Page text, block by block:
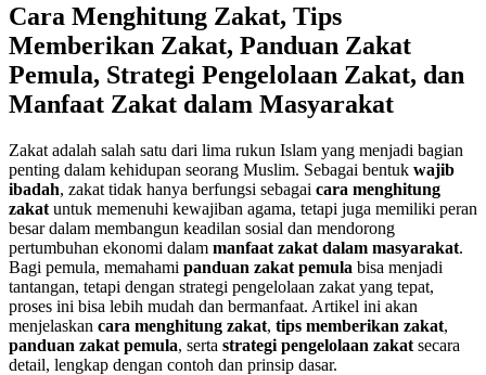
Cara Menghitung Zakat, Tips
Memberikan Zakat, Panduan Zakat
Pemula, Strategi Pengelolaan Zakat, dan
Manfaat Zakat dalam Masyarakat
Zakat adalah salah satu dari lima rukun Islam yang menjadi bagian
penting dalam kehidupan seorang Muslim. Sebagai bentuk wajib
ibadah, zakat tidak hanya berfungsi sebagai cara menghitung
zakat untuk memenuhi kewajiban agama, tetapi juga memiliki peran
besar dalam membangun keadilan sosial dan mendorong
pertumbuhan ekonomi dalam manfaat zakat dalam masyarakat.
Bagi pemula, memahami panduan zakat pemula bisa menjadi
tantangan, tetapi dengan strategi pengelolaan zakat yang tepat,
proses ini bisa lebih mudah dan bermanfaat. Artikel ini akan
menjelaskan cara menghitung zakat, tips memberikan zakat,
panduan zakat pemula, serta strategi pengelolaan zakat secara
detail, lengkap dengan contoh dan prinsip dasar.